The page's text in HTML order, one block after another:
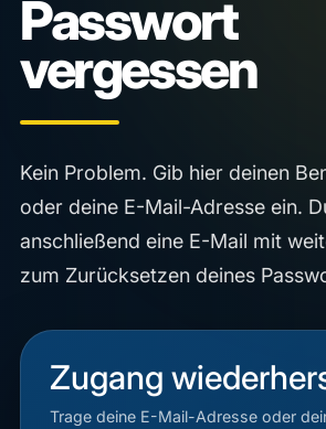
Passwort
vergessen
Kein Problem. Gib hier deinen
oder deine E-Mail-Adresse ein.
anschließend eine E-Mail mit
zum Zurücksetzen deines
Zugang
Trage deine E-Mail-Adresse oder